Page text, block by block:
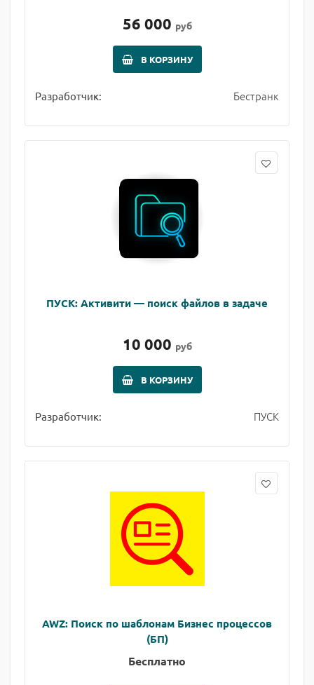
56 000 руб
В КОРЗИНУ
Разработчик: Бестранк
ПУСК: Активити — поиск файлов в задаче
10 000 руб
В КОРЗИНУ
Разработчик: ПУСК
AWZ: Поиск по шаблонам Бизнес процессов
(БП)
Бесплатно